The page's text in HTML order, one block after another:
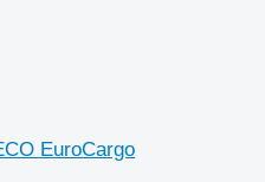
EuroCargo